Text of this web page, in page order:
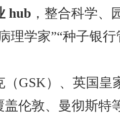
hub ，整合科学、
理学家”“种子银
（GSK）、英国皇
伦敦、曼彻斯特